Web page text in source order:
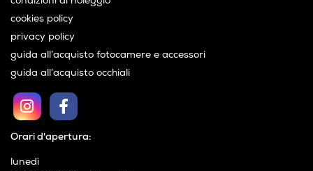
condizioni di vendita
condizioni di noleggio
cookies policy
guida all’acquisto fotocamere e accessori